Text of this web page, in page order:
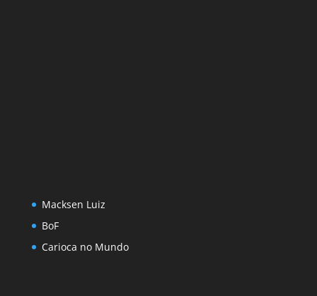
Macksen Luiz
BoF
Carioca no Mundo